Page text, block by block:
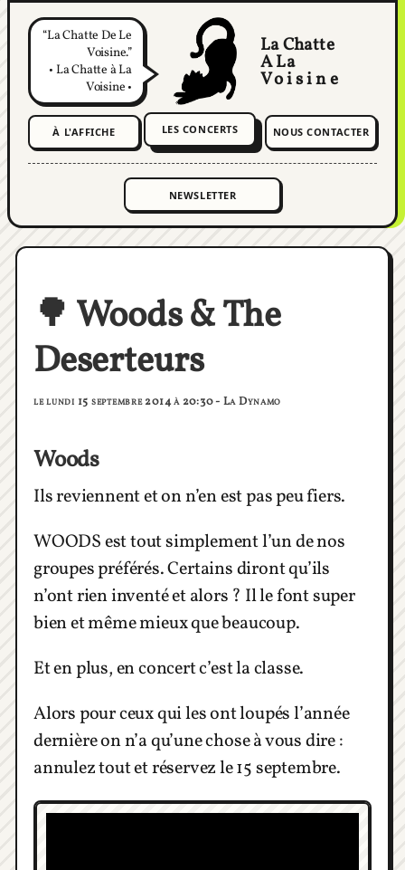
La Chatte De Le
Voisine.
• La Chatte à La
Voisine •
La Chatte
A La
Voisine
À L'AFFICHE LES CONCERTS NOUS CONTACTER
🌳 Woods & The
Deserteurs
le lundi 15 septembre 2014 à 20:30 - La Dynamo
Woods
Ils reviennent et on n’en est pas peu fiers.
WOODS est tout simplement l’un de nos
groupes préférés. Certains diront qu’ils
n’ont rien inventé et alors ? Il le font super
bien et même mieux que beaucoup.
Et en plus, en concert c’est la classe.
Alors pour ceux qui les ont loupés l’année
dernière on n’a qu’une chose à vous dire :
annulez tout et réservez le 15 septembre.